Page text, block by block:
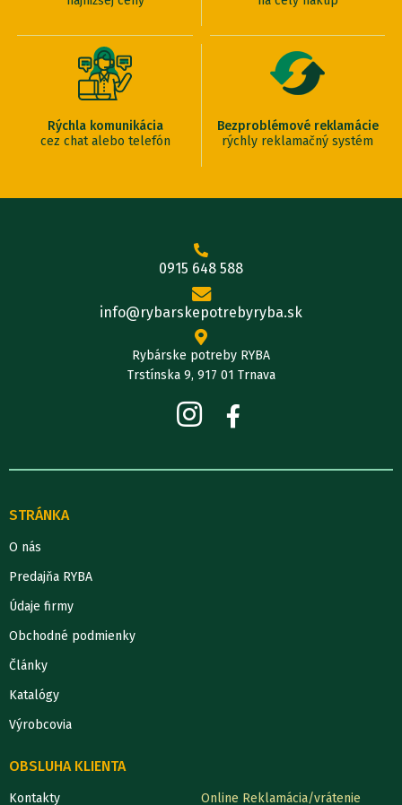
Rýchla komunikácia
cez chat alebo telefón
Bezproblémové reklamácie
rýchly reklamačný systém
0915 648 588
info@rybarskepotrebyryba.sk
Rybárske potreby RYBA
Trstínska 9, 917 01 Trnava
STRÁNKA
O nás
Predajňa RYBA
Údaje firmy
Obchodné podmienky
Články
Katalógy
Výrobcovia
OBSLUHA KLIENTA
Kontakty Online Reklamácia/vrátenie